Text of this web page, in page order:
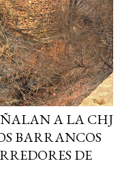
A LA CHJ
BARRANCOS
DE